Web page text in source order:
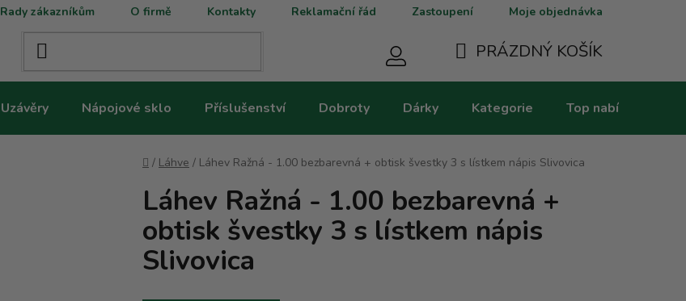
Rady zákazníkům O firmě Kontakty Reklamační řád Zastoupení Moje objednávka
KOŠÍK
PRÁZDNÝ KOŠÍK
Uzávěry Nápojové sklo Příslušenství Dobroty Dárky Kategorie Top nabídky
Domů
/ Láhve / Láhev Ražná - 1.00 bezbarevná + obtisk švestky 3 s lístkem nápis Slivovica
Láhev Ražná - 1.00 bezbarevná +
obtisk švestky 3 s lístkem nápis
Slivovica